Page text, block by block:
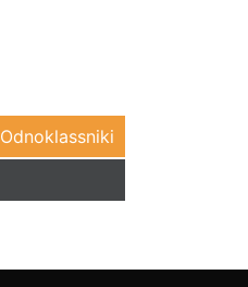
Odnoklassniki